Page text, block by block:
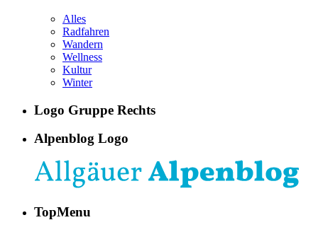
Alles
Radfahren
Wandern
Wellness
Kultur
Winter
Logo Gruppe Rechts
Alpenblog Logo
TopMenu